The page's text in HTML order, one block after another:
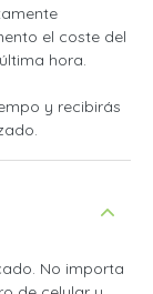
el coste del
hora.
y recibirás
No importa